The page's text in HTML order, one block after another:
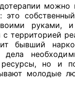
власти
советы по
оценки
можно
это
руками,
территорией
бывший
дела
ресурсы, но и
молодые